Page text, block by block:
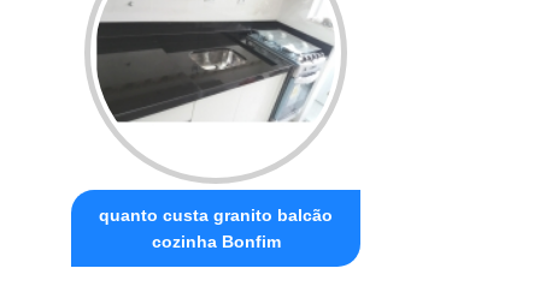
quanto custa granito balcão
cozinha Bonfim